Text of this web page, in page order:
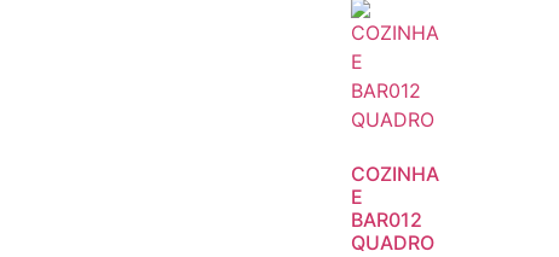
COZINHA
E
BAR012
QUADRO